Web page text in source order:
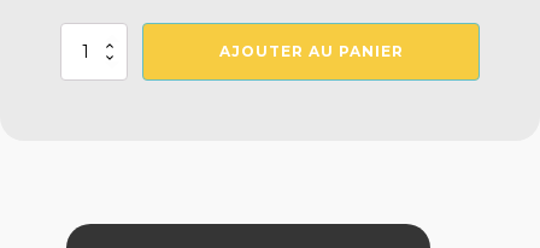
quantité
AJOUTER AU PANIER